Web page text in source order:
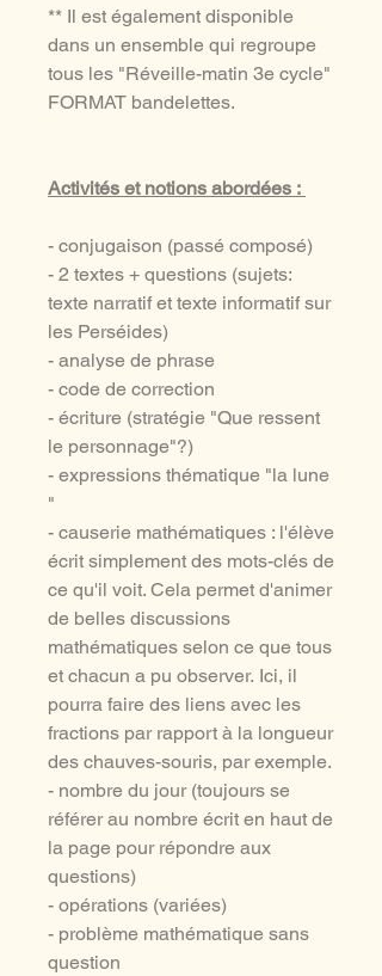
** Il est également disponible
dans un ensemble qui regroupe
tous les "Réveille-matin 3e cycle"
FORMAT bandelettes.
Activités et notions abordées :
- conjugaison (passé composé)
- 2 textes + questions (sujets:
texte narratif et texte informatif sur
les Perséides)
- analyse de phrase
- code de correction
- écriture (stratégie "Que ressent
le personnage"?)
- expressions thématique "la lune
"
- causerie mathématiques : l'élève
écrit simplement des mots-clés de
ce qu'il voit. Cela permet d'animer
de belles discussions
mathématiques selon ce que tous
et chacun a pu observer. Ici, il
pourra faire des liens avec les
fractions par rapport à la longueur
des chauves-souris, par exemple.
- nombre du jour (toujours se
référer au nombre écrit en haut de
la page pour répondre aux
questions)
- opérations (variées)
- problème mathématique sans
question